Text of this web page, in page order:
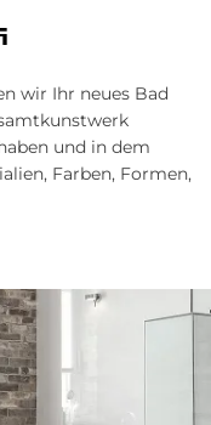
wir Ihr neues Bad
und in dem
Farben, Formen,